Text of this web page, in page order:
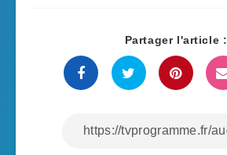
Partager l'article :